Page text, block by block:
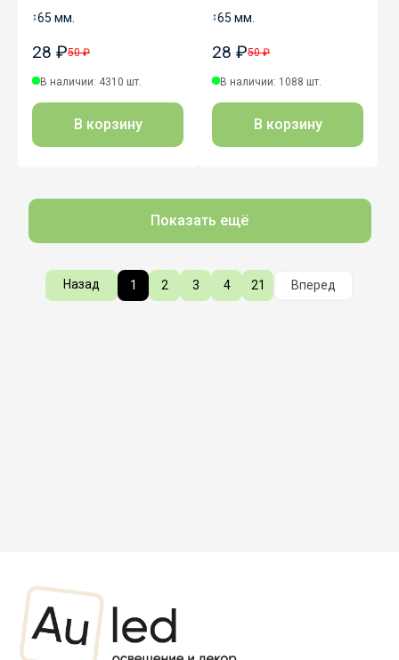
↕65 мм.
28 ₽50 ₽
В наличии: 4310 шт.
В корзину
↕65 мм.
28 ₽50 ₽
В наличии: 1088 шт.
В корзину
Показать ещё
Назад 1 2 3 4 21 Вперед